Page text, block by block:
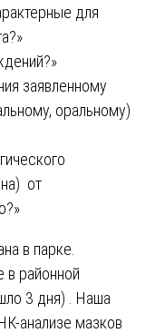
для
заявленному
оральному)
от
в парке.
в районной
3 дня) . Наша
анализе мазков